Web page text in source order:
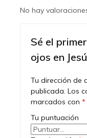
No hay
Sé el
ojos en
Tu dirección de
publicada. Los
marcados con *
Tu puntuación